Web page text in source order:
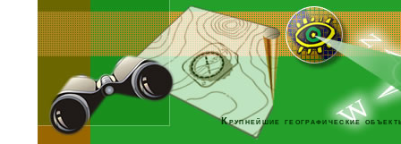
Крупнейшие географические